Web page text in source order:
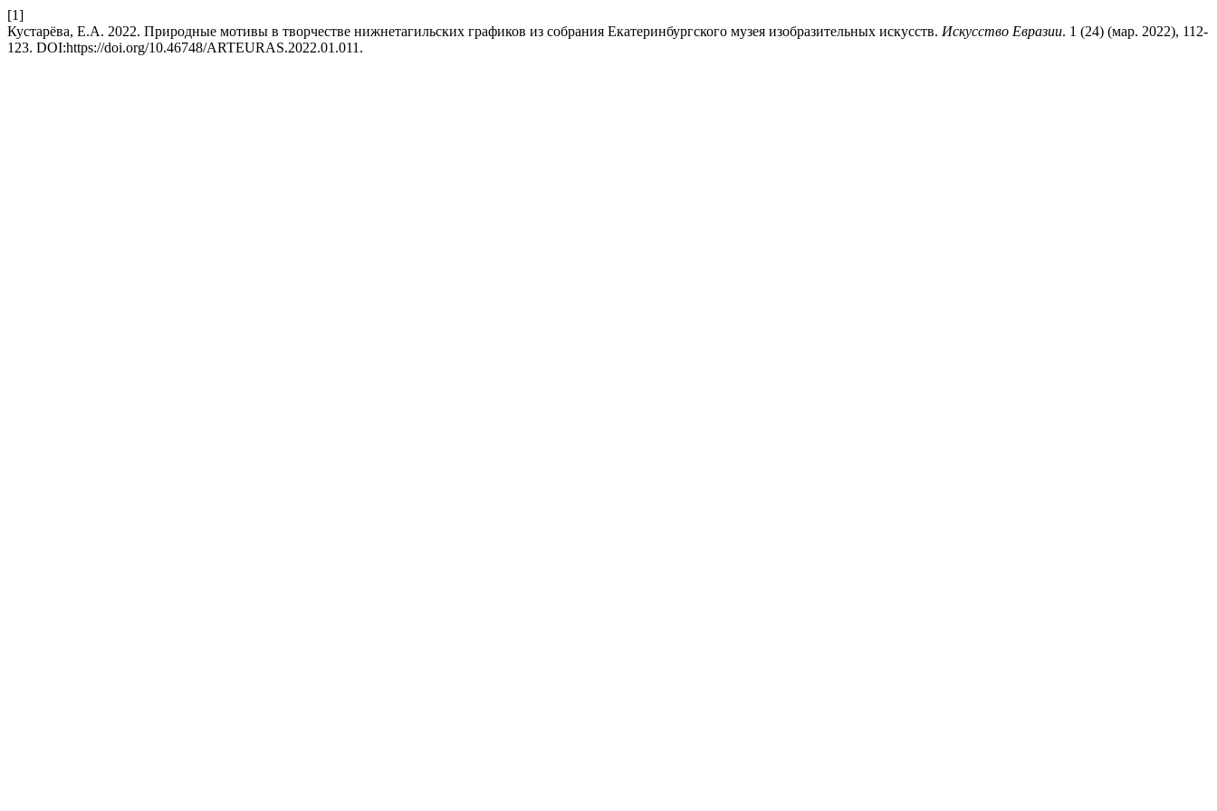
[1]
Кустарёва, Е.А. 2022. Природные мотивы в творчестве нижнетагильских графиков из собрания Екатеринбургского музея изобразительных искусств. Искусство Евразии. 1 (24) (мар. 2022), 112-
123. DOI:https://doi.org/10.46748/ARTEURAS.2022.01.011.